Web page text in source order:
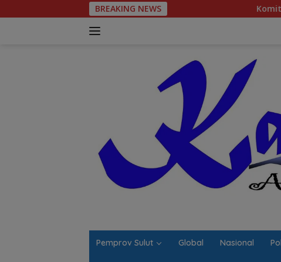
ke
BREAKING NEWS Komitmen Tegas
Pemprov Sulut Global Nasional